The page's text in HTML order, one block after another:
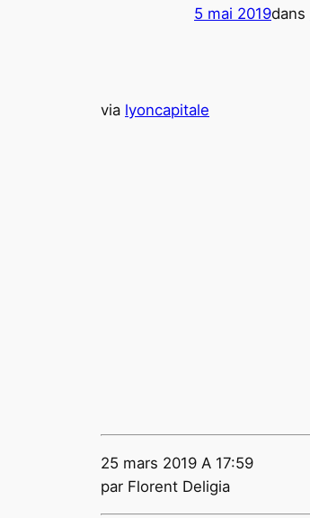
5 mai 2019dans
via lyoncapitale
25 mars 2019 A 17:59
par Florent Deligia